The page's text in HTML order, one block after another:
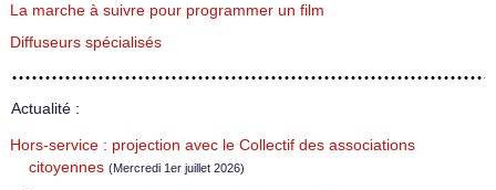
La marche à suivre pour programmer un film
Diffuseurs spécialisés
Actualité :
Hors-service : projection avec le Collectif des associations
citoyennes (Mercredi 1er juillet 2026)